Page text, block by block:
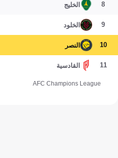
8 الخليج
9 الخلود
10 النصر
11 القادسية
AFC Champions League